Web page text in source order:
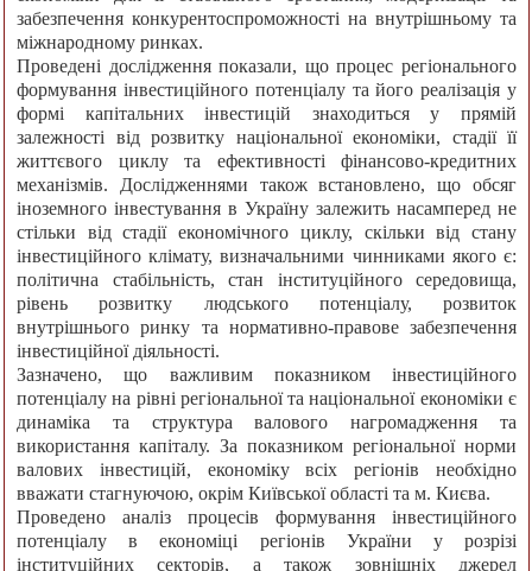
забезпечення конкурентоспроможності на внутрішньому та
міжнародному ринках.
Проведені дослідження показали, що процес регіонального
формування інвестиційного потенціалу та його реалізація у
формі капітальних інвестицій знаходиться у прямій
залежності від розвитку національної економіки, стадії її
життєвого циклу та ефективності фінансово-кредитних
механізмів. Дослідженнями також встановлено, що обсяг
іноземного інвестування в Україну залежить насамперед не
стільки від стадії економічного циклу, скільки від стану
інвестиційного клімату, визначальними чинниками якого є:
політична стабільність, стан інституційного середовища,
рівень розвитку людського потенціалу, розвиток
внутрішнього ринку та нормативно-правове забезпечення
інвестиційної діяльності.
Зазначено, що важливим показником інвестиційного
потенціалу на рівні регіональної та національної економіки є
динаміка та структура валового нагромадження та
використання капіталу. За показником регіональної норми
валових інвестицій, економіку всіх регіонів необхідно
вважати стагнуючою, окрім Київської області та м. Києва.
Проведено аналіз процесів формування інвестиційного
потенціалу в економіці регіонів України у розрізі
інституційних секторів, а також зовнішніх джерел